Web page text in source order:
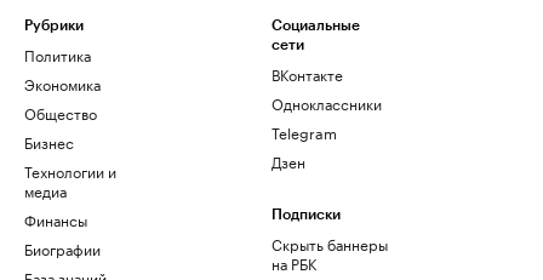
Рубрики
Политика
Экономика
Общество
Бизнес
Технологии и
медиа
Финансы
Биографии
Социальные
сети
ВКонтакте
Одноклассники
Telegram
Дзен
Подписки
Скрыть баннеры
на РБК